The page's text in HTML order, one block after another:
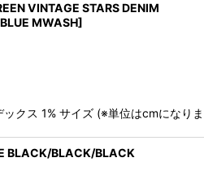
VINTAGE STARS DENIM
MWASH]
ックス 1% サイズ (※単位はcmに
BLACK/BLACK/BLACK